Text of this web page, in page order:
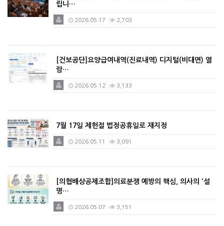
립니…
2026.05.17 2,703
[건보공단]요양급여내역(진료내역) 디지털(비대면) 열
람…
2026.05.12 3,133
7월 17일 제헌절 법정공휴일로 재지정
2026.05.11 3,091
[의협배상공제조합]의료분쟁 예방의 핵심, 의사의 '설
명…
2026.05.07 3,151